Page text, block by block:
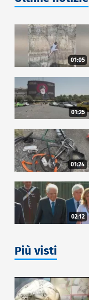
01:05
01:25
01:24
02:12
Più visti